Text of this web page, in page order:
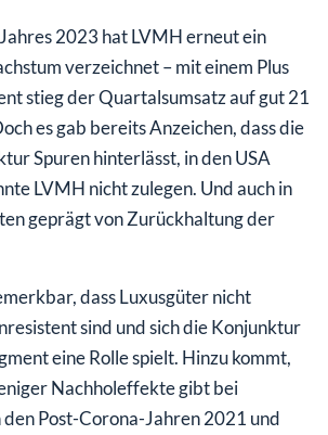
2023 hat LVMH erneut ein
verzeichnet – mit einem Plus
stieg der Quartalsumsatz auf gut 21
es gab bereits Anzeichen, dass die
Spuren hinterlässt, in den USA
LVMH nicht zulegen. Und auch in
geprägt von Zurückhaltung der
dass Luxusgüter nicht
sind und sich die Konjunktur
eine Rolle spielt. Hinzu kommt,
Nachholeffekte gibt bei
den Post-Corona-Jahren 2021 und